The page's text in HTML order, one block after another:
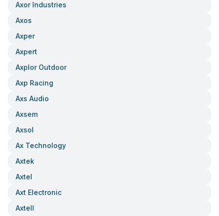
Axor Industries
Axos
Axper
Axpert
Axplor Outdoor
Axp Racing
Axs Audio
Axsem
Axsol
Ax Technology
Axtek
Axtel
Axt Electronic
Axtell